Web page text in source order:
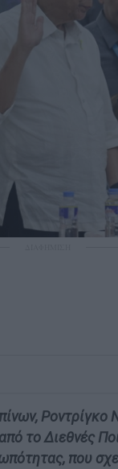
Ροντρίγκο
το Διεθνές
που